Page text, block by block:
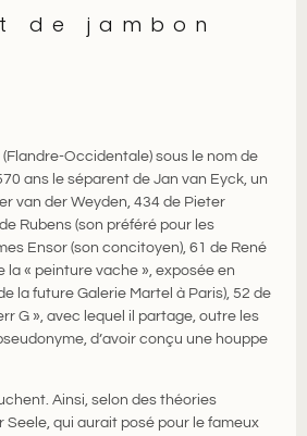
de jambon
(Flandre-Occidentale) sous le nom de
ans le séparent de Jan van Eyck, un
van der Weyden, 434 de Pieter
Rubens (son préféré pour les
Ensor (son concitoyen), 61 de René
la « peinture vache », exposée en
la future Galerie Martel à Paris), 52 de
G », avec lequel il partage, outre les
d’avoir conçu une houppe
Ainsi, selon des théories
Seele, qui aurait posé pour le fameux